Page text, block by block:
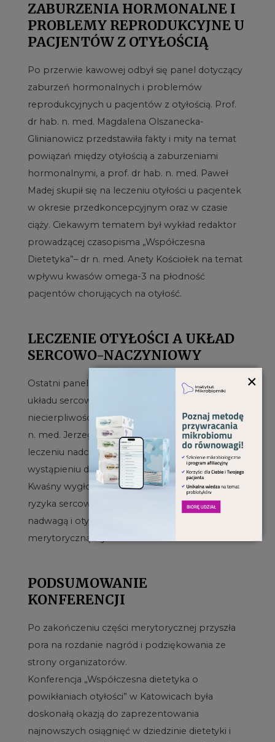
ZABURZENIA HORMONALNE I
PROBLEMY REPRODUKCYJNE U
PACJENTÓW Z OTYŁOŚCIĄ
Po przerwie kawowej odbył się panel dotyczący
zaburzeń hormonalnych i problemów
reprodukcyjnych u pacjentów z otyłością. Prof.
dr hab. n. med. Magdalena Olszanecka-
Glinianowicz przedstawiła fakty i mity na temat
powiązań między otyłością a zaburzeniami
hormonalnymi, a prof. dr hab. n. med. Paweł
Madej skupił się na leczeniu otyłości u pacjentek
w okresie przedkoncepcyjnym oraz w czasie
ciąży. Ciekawym tematem był wykład redaktor
prowadzącej czasopisma „Współczesna
Dietetyka”– dr n. med. Anety Kościołek na temat
wpływu kwasów omega-3 na płodność
pacjentów chorujących na otyłość.
LECZENIE OTYŁOŚCI A UKŁAD
SERCOWO-NACZYNIOWY
Ostatni panel merytoryczny dotyczył zaburzeń
układu sercowo-naczyniowego. Uczestnicy z
niecierpliwością czekali na wykład prof. dr. hab.
n. med. Jerzego Chudka na temat roli diety w
leczeniu nadciśnienia tętniczego. Po jego
wystąpieniu dr n. med. i dr n. o zdr. Adrian
Kwaśny wygłosił prelekcję o roli diety w redukcji
ryzyka sercowo-naczyniowego u osób z
nadwagą i otyłością, kończąc tym samym część
merytoryczną wydarzenia.
PODSUMOWANIE
KONFERENCJI
Po zakończeniu części merytorycznej przyszła
pora na rozdanie nagród i podziękowania ze
strony organizatorów.
Konferencja „Współczesna dietetyka o
powikłaniach otyłości” w Katowicach była
doskonałą okazją do zaprezentowania
najnowszych osiągnięć w dziedzinie dietetyki i
×